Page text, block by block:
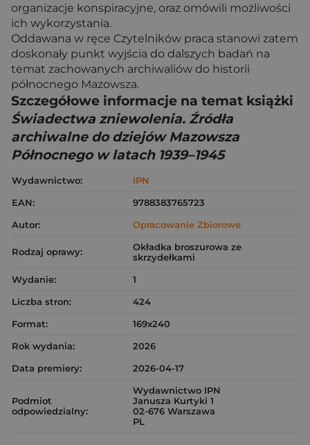
organizacje konspiracyjne, oraz omówili możliwości
ich wykorzystania.
Oddawana w ręce Czytelników praca stanowi zatem
doskonały punkt wyjścia do dalszych badań na
temat zachowanych archiwaliów do historii
północnego Mazowsza.
Szczegółowe informacje na temat książki
Świadectwa zniewolenia. Źródła
archiwalne do dziejów Mazowsza
Północnego w latach 1939–1945
Wydawnictwo:
IPN
EAN:
9788383765723
Autor:
Opracowanie Zbiorowe
Rodzaj oprawy:
Okładka broszurowa ze
skrzydełkami
Wydanie:
1
Liczba stron:
424
Format:
169x240
Rok wydania:
2026
Data premiery:
2026-04-17
Podmiot
odpowiedzialny:
Wydawnictwo IPN
Janusza Kurtyki 1
02-676 Warszawa
PL